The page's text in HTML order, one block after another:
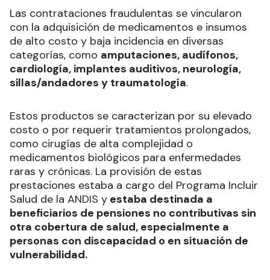
Las contrataciones fraudulentas se vincularon
con la adquisición de medicamentos e insumos
de alto costo y baja incidencia en diversas
categorías, como amputaciones, audífonos,
cardiología, implantes auditivos, neurología,
sillas/andadores y traumatología.
Estos productos se caracterizan por su elevado
costo o por requerir tratamientos prolongados,
como cirugías de alta complejidad o
medicamentos biológicos para enfermedades
raras y crónicas. La provisión de estas
prestaciones estaba a cargo del Programa Incluir
Salud de la ANDIS y estaba destinada a
beneficiarios de pensiones no contributivas sin
otra cobertura de salud, especialmente a
personas con discapacidad o en situación de
vulnerabilidad.